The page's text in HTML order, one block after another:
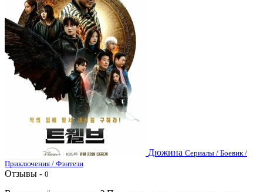
Дюжина Сериалы / Боевик /
Приключения / Фэнтези
Отзывы - 0